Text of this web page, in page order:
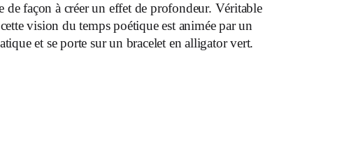
de façon à créer un effet de profondeur. Véritable
vision du temps poétique est animée par un
et se porte sur un bracelet en alligator vert.